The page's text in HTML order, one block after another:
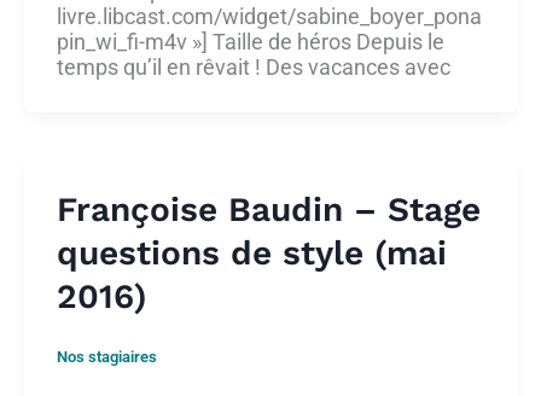
livre.libcast.com/widget/sabine_boyer_pona
pin_wi_fi-m4v »] Taille de héros Depuis le
temps qu’il en rêvait ! Des vacances avec
Françoise Baudin – Stage
questions de style (mai
2016)
Nos stagiaires